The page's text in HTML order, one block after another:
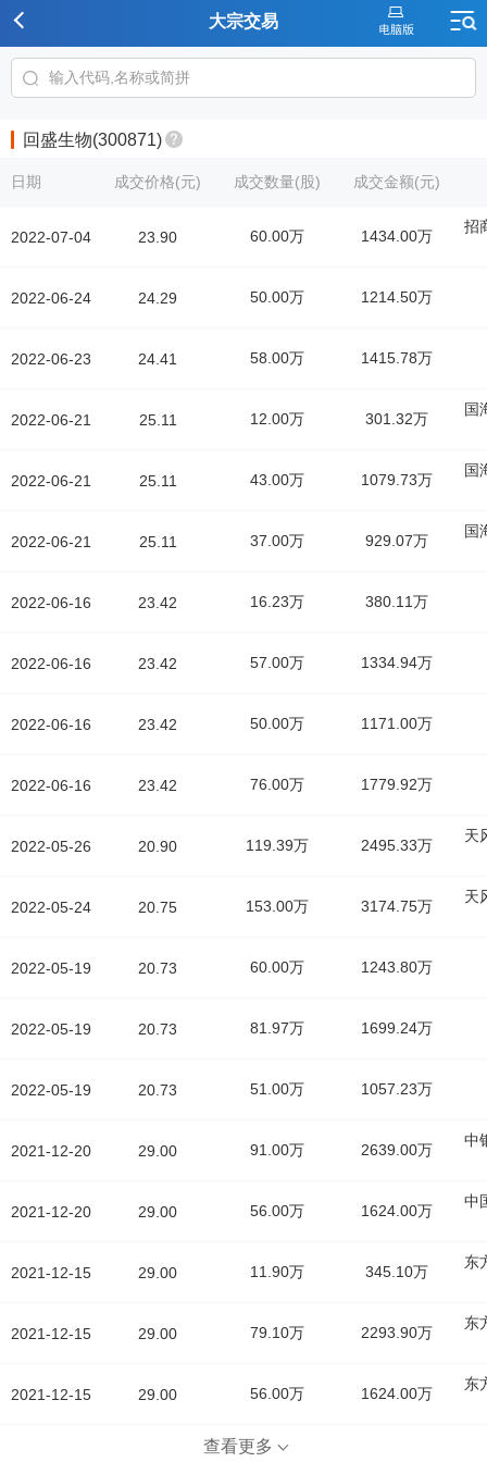
大宗交易
回盛生物(300871)
日期
2022-07-04
2022-06-24
2022-06-23
2022-06-21
2022-06-21
2022-06-21
2022-06-16
2022-06-16
2022-06-16
2022-06-16
2022-05-26
2022-05-24
2022-05-19
2022-05-19
2022-05-19
2021-12-20
2021-12-20
2021-12-15
2021-12-15
2021-12-15
成交价格(元) 成交数量(股) 成交金额(元)
23.90 60.00万 1434.00万
招
24.29 50.00万 1214.50万
24.41 58.00万 1415.78万
25.11 12.00万 301.32万
国
25.11 43.00万 1079.73万
国
25.11 37.00万 929.07万
国
23.42 16.23万 380.11万
23.42 57.00万 1334.94万
23.42 50.00万 1171.00万
23.42 76.00万 1779.92万
20.90 119.39万 2495.33万
天
20.75 153.00万 3174.75万
天
20.73 60.00万 1243.80万
20.73 81.97万 1699.24万
20.73 51.00万 1057.23万
29.00 91.00万 2639.00万
中
29.00 56.00万 1624.00万
中
29.00 11.90万 345.10万
东
29.00 79.10万 2293.90万
东
29.00 56.00万 1624.00万
东
查看更多